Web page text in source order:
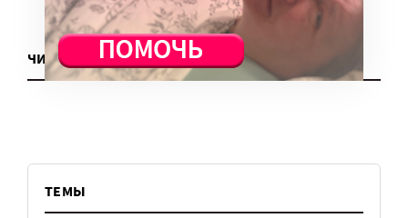
ЧИТАТЬ ЕЩЕ
ТЕМЫ